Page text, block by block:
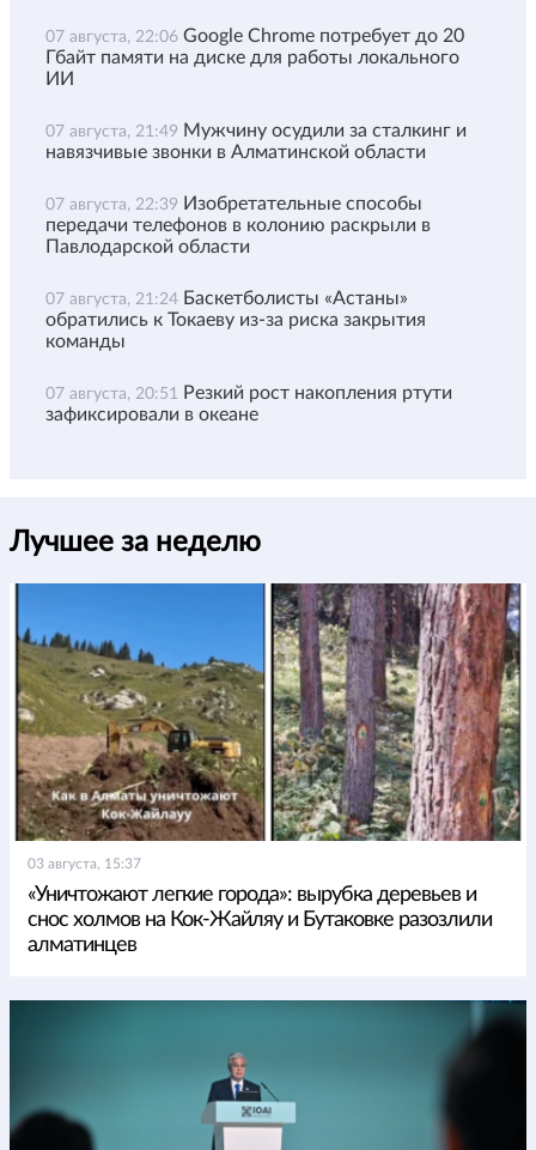
07 августа, 22:06 Google Chrome потребует до 20
Гбайт памяти на диске для работы локального
ИИ
07 августа, 21:49 Мужчину осудили за сталкинг и
навязчивые звонки в Алматинской области
07 августа, 22:39 Изобретательные способы
передачи телефонов в колонию раскрыли в
Павлодарской области
07 августа, 21:24 Баскетболисты «Астаны»
обратились к Токаеву из-за риска закрытия
команды
07 августа, 20:51 Резкий рост накопления ртути
зафиксировали в океане
Лучшее за неделю
03 августа, 15:37
«Уничтожают легкие города»: вырубка деревьев и
снос холмов на Кок-Жайляу и Бутаковке разозлили
алматинцев